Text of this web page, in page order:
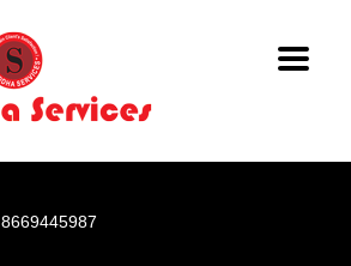
8669445987